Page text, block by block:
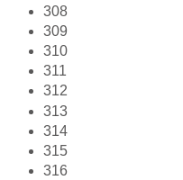
308
309
310
311
312
313
314
315
316